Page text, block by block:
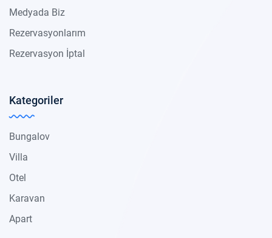
Medyada Biz
Rezervasyonlarım
Rezervasyon İptal
Kategoriler
Bungalov
Villa
Otel
Karavan
Apart